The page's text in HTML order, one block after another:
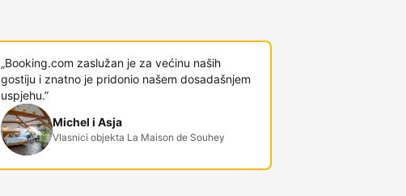
„Booking.com zaslužan je za većinu naših
gostiju i znatno je pridonio našem dosadašnjem
uspjehu.”
Michel i Asja
Vlasnici objekta La Maison de Souhey